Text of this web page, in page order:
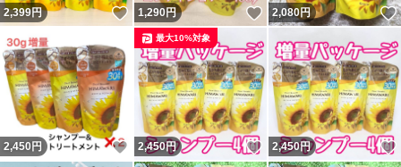
2,399円 いいね！
1,290円 いいね！
2,080円
2,450 円 いいね！
2,450円 いいね！
最大10%対象
2,450円